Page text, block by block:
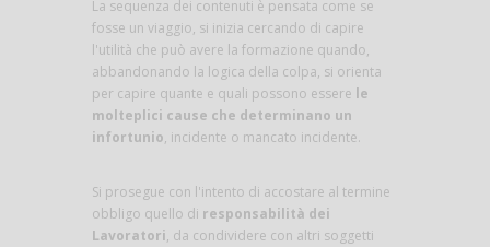
La sequenza dei contenuti è pensata come se
fosse un viaggio, si inizia cercando di capire
l'utilità che può avere la formazione quando,
abbandonando la logica della colpa, si orienta
per capire quante e quali possono essere le
molteplici cause che determinano un
infortunio, incidente o mancato incidente.
Si prosegue con l'intento di accostare al termine
obbligo quello di responsabilità dei
Lavoratori, da condividere con altri soggetti